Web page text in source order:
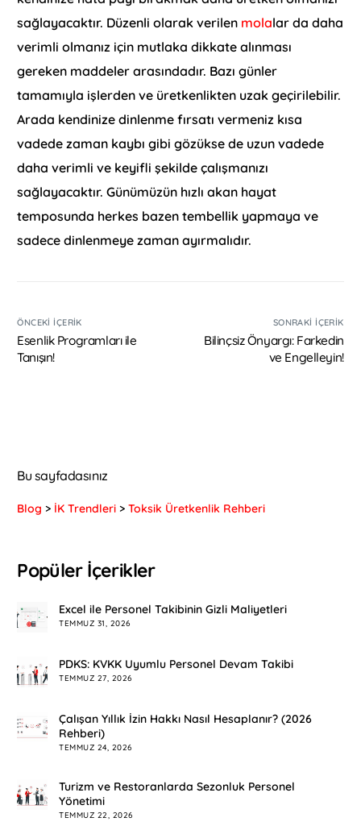
sağlayacaktır. Düzenli olarak verilen molalar da daha
verimli olmanız için mutlaka dikkate alınması
gereken maddeler arasındadır. Bazı günler
tamamıyla işlerden ve üretkenlikten uzak geçirilebilir.
Arada kendinize dinlenme fırsatı vermeniz kısa
vadede zaman kaybı gibi gözükse de uzun vadede
daha verimli ve keyifli şekilde çalışmanızı
sağlayacaktır. Günümüzün hızlı akan hayat
temposunda herkes bazen tembellik yapmaya ve
sadece dinlenmeye zaman ayırmalıdır.
ÖNCEKI İÇERIK
Esenlik Programları ile
Tanışın!
SONRAKI İÇERIK
Bilinçsiz Önyargı: Farkedin
ve Engelleyin!
Bu sayfadasınız
Blog > İK Trendleri >Toksik Üretkenlik Rehberi
Popüler İçerikler
Excel ile Personel Takibinin Gizli Maliyetleri
TEMMUZ 31, 2026
PDKS: KVKK Uyumlu Personel Devam Takibi
TEMMUZ 27, 2026
Çalışan Yıllık İzin Hakkı Nasıl Hesaplanır? (2026
Rehberi)
TEMMUZ 24, 2026
Turizm ve Restoranlarda Sezonluk Personel
Yönetimi
TEMMUZ 22, 2026